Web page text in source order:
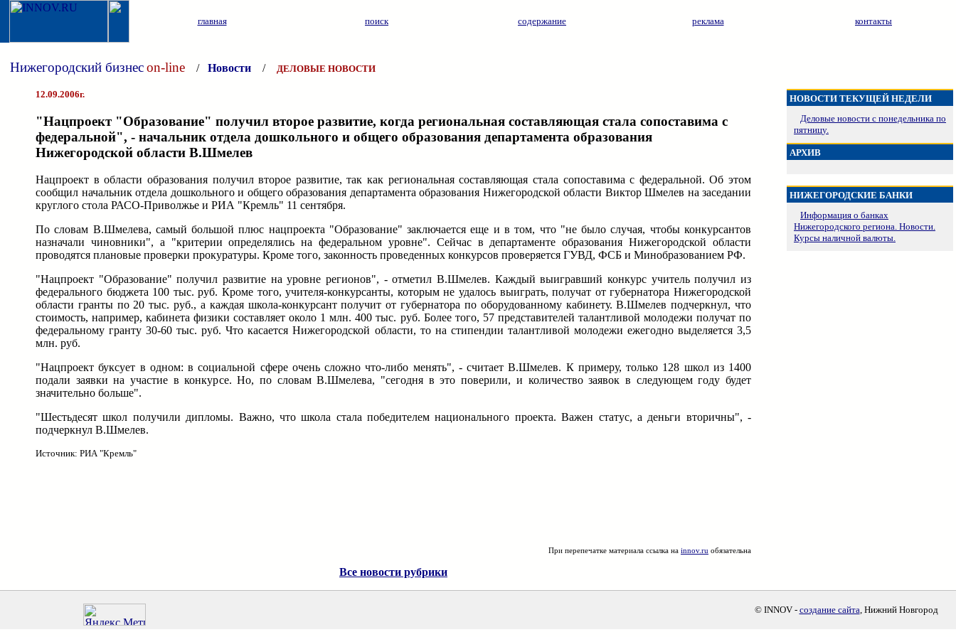
главная поиск содержание реклама контакты
Нижегородский бизнесon-line / Новости / ДЕЛОВЫЕ НОВОСТИ
12.09.2006г.
"Нацпроект "Образование" получил второе развитие, когда региональная составляющая стала сопоставима с
федеральной", - начальник отдела дошкольного и общего образования департамента образования
Нижегородской области В.Шмелев
Нацпроект в области образования получил второе развитие, так как региональная составляющая стала сопоставима с федеральной. Об этом
сообщил начальник отдела дошкольного и общего образования департамента образования Нижегородской области Виктор Шмелев на заседании
круглого стола РАСО-Приволжье и РИА "Кремль" 11 сентября.
По словам В.Шмелева, самый большой плюс нацпроекта "Образование" заключается еще и в том, что "не было случая, чтобы конкурсантов
назначали чиновники", а "критерии определялись на федеральном уровне". Сейчас в департаменте образования Нижегородской области
проводятся плановые проверки прокуратуры. Кроме того, законность проведенных конкурсов проверяется ГУВД, ФСБ и Минобразованием РФ.
"Нацпроект "Образование" получил развитие на уровне регионов", - отметил В.Шмелев. Каждый выигравший конкурс учитель получил из
федерального бюджета 100 тыс. руб. Кроме того, учителя-конкурсанты, которым не удалось выиграть, получат от губернатора Нижегородской
области гранты по 20 тыс. руб., а каждая школа-конкурсант получит от губернатора по оборудованному кабинету. В.Шмелев подчеркнул, что
стоимость, например, кабинета физики составляет около 1 млн. 400 тыс. руб. Более того, 57 представителей талантливой молодежи получат по
федеральному гранту 30-60 тыс. руб. Что касается Нижегородской области, то на стипендии талантливой молодежи ежегодно выделяется 3,5
млн. руб.
"Нацпроект буксует в одном: в социальной сфере очень сложно что-либо менять", - считает В.Шмелев. К примеру, только 128 школ из 1400
подали заявки на участие в конкурсе. Но, по словам В.Шмелева, "сегодня в это поверили, и количество заявок в следующем году будет
значительно больше".
"Шестьдесят школ получили дипломы. Важно, что школа стала победителем национального проекта. Важен статус, а деньги вторичны", -
подчеркнул В.Шмелев.
Источник: РИА "Кремль"
При перепечатке материала ссылка на innov.ru обязательна
Все новости рубрики
НОВОСТИ ТЕКУЩЕЙ НЕДЕЛИ
Деловые новости с понедельника по
пятницу.
АРХИВ
НИЖЕГОРОДСКИЕ БАНКИ
Информация о банках
Нижегородского региона. Новости.
Курсы наличной валюты.
© INNOV - создание сайта, Нижний Новгород